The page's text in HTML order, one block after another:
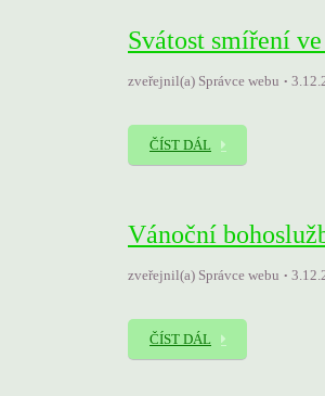
Svátost smíření
zveřejnil(a) Správce webu
ČÍST DÁL
Vánoční
zveřejnil(a) Správce webu
ČÍST DÁL